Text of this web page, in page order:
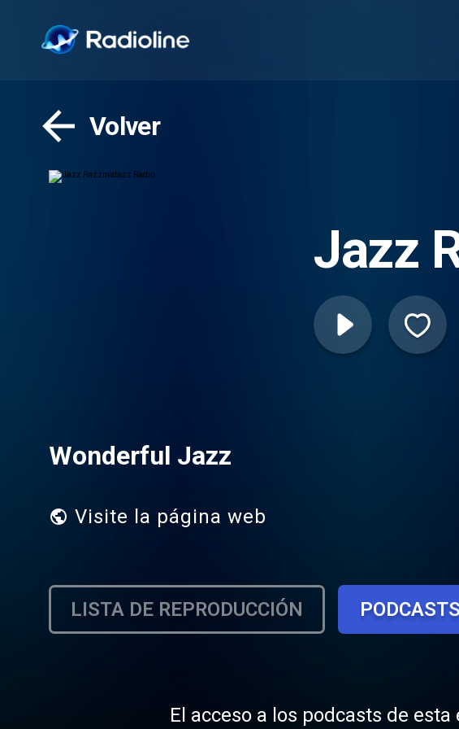
Volver
Jazz
Wonderful Jazz
Visite la página web
LISTA DE REPRODUCCIÓN PODCASTS
El acceso a los podcasts de